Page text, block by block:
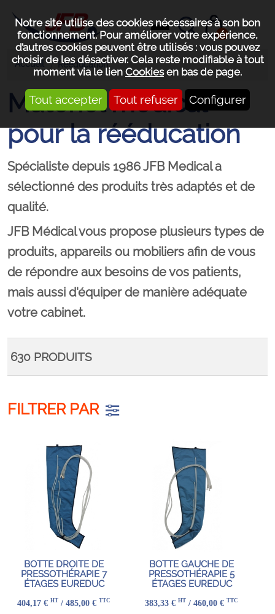
Notre site utilise des cookies nécessaires à son bon
fonctionnement. Pour améliorer votre expérience,
d’autres cookies peuvent être utilisés : vous pouvez
choisir de les désactiver. Cela reste modifiable à tout
moment via le lien Cookiesen bas de page.
Tout accepter Tout refuser Configurer
0
Accueil Rééducation
Matériel médical
pour la rééducation
Spécialiste depuis 1986 JFB Medical a
sélectionné des produits très adaptés et de
qualité.
JFB Médical vous propose plusieurs types de
produits, appareils ou mobiliers afin de vous
de répondre aux besoins de vos patients,
mais aussi d'équiper de manière adéquate
votre cabinet.
630 PRODUITS
FILTRER PAR
BOTTE DROITE DE
PRESSOTHÉRAPIE 7
ÉTAGES EUREDUC
404,17 € HT / 485,00 € TTC
BOTTE GAUCHE DE
PRESSOTHÉRAPIE 5
ÉTAGES EUREDUC
383,33 € HT / 460,00 € TTC